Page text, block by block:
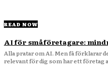
READ NOW
AI för småföretagare:
Alla pratar om AI. Men få förklarar
relevant för dig som har ett företag